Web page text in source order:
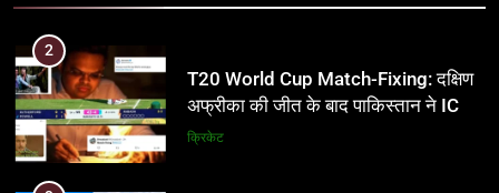
3
IPL 2026 लाइव स्ट्रीमिंग: टीवी और
ऑनलाइन मैच कैसे देखें
आईपीएल 2026
2
T20 World Cup Match-Fixing: दक्षिण
अफ्रीका की जीत के बाद पाकिस्तान ने ICC
और BCCI पर लगाए गंभीर आरोप
क्रिकेट